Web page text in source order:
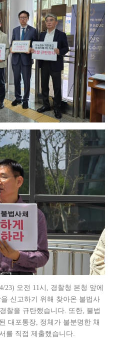
23) 오전 11시, 경찰청 본청 앞에
신고하기 위해 찾아온 불법사
찰을 규탄했습니다. 또한, 불법
대포통장, 정체가 불분명한 채
를 직접 제출했습니다.